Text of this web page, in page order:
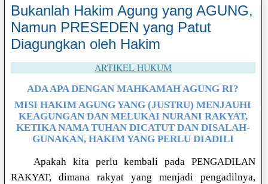
Bukanlah Hakim Agung yang AGUNG,
Namun PRESEDEN yang Patut
Diagungkan oleh Hakim
ARTIKEL HUKUM
ADA APA DENGAN MAHKAMAH AGUNG RI?
MISI HAKIM AGUNG YANG (JUSTRU) MENJAUHI
KEAGUNGAN DAN MELUKAI NURANI RAKYAT,
KETIKA NAMA TUHAN DICATUT DAN DISALAH-
GUNAKAN, HAKIM YANG PERLU DIADILI
Apakah kita perlu kembali pada PENGADILAN
RAKYAT, dimana rakyat yang menjadi pengadilnya,